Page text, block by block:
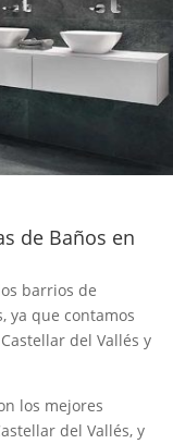
de Baños en
barrios de
ya que contamos
del Vallés y
los mejores
del Vallés, y